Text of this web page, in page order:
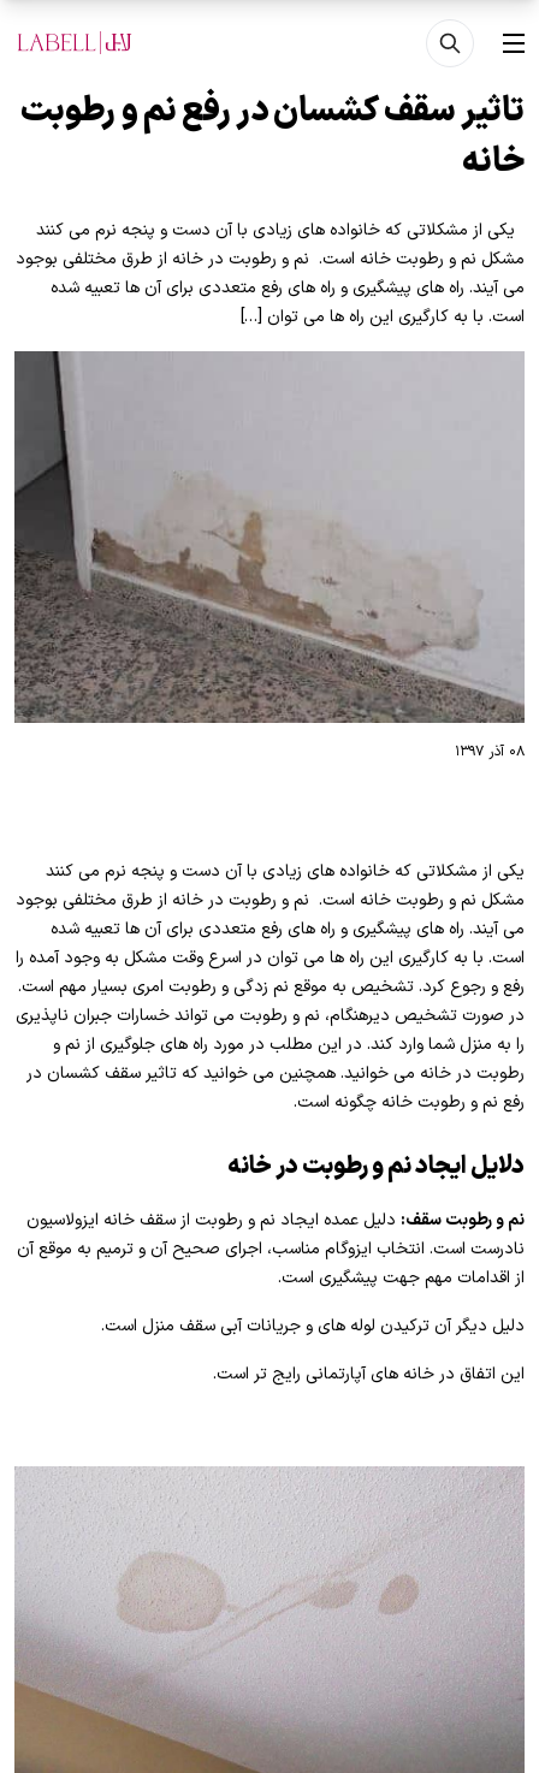
رفتن به محتوای اصلی
منو
تاثیر سقف کشسان در رفع نم و رطوبت
خانه
یکی از مشکلاتی که خانواده های زیادی با آن دست و پنجه نرم می کنند
مشکل نم و رطوبت خانه است. نم و رطوبت در خانه از طرق مختلفی بوجود
می آیند. راه های پیشگیری و راه های رفع متعددی برای آن ها تعبیه شده
است. با به کارگیری این راه ها می توان […]
۰۸ آذر ۱۳۹۷
یکی از مشکلاتی که خانواده های زیادی با آن دست و پنجه نرم می کنند
مشکل نم و رطوبت خانه است. نم و رطوبت در خانه از طرق مختلفی بوجود
می آیند. راه های پیشگیری و راه های رفع متعددی برای آن ها تعبیه شده
است. با به کارگیری این راه ها می توان در اسرع وقت مشکل به وجود آمده را
رفع و رجوع کرد. تشخیص به موقع نم زدگی و رطوبت امری بسیار مهم است.
در صورت تشخیص دیرهنگام، نم و رطوبت می تواند خسارات جبران ناپذیری
را به منزل شما وارد کند. در این مطلب در مورد راه های جلوگیری از نم و
رطوبت در خانه می خوانید. همچنین می خوانید که تاثیر سقف کشسان در
رفع نم و رطوبت خانه چگونه است.
دلایل ایجاد نم و رطوبت در خانه
نم و رطوبت سقف: دلیل عمده ایجاد نم و رطوبت از سقف خانه ایزولاسیون
نادرست است. انتخاب ایزوگام مناسب، اجرای صحیح آن و ترمیم به موقع آن
از اقدامات مهم جهت پیشگیری است.
دلیل دیگر آن ترکیدن لوله های و جریانات آبی سقف منزل است.
این اتفاق در خانه های آپارتمانی رایج تر است.